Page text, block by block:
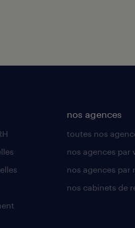
nos agences
toutes nos
nos agences par
nos agences par
nos cabinets de